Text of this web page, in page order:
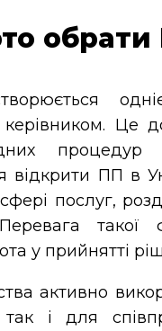
Це
процедур
ПП в
послуг,
Перевага
у прийнятті
активно
так і для